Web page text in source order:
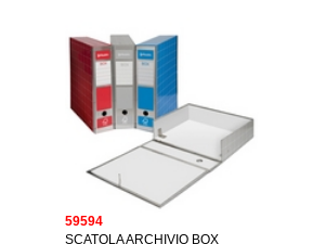
59594
SCATOLA ARCHIVIO BOX